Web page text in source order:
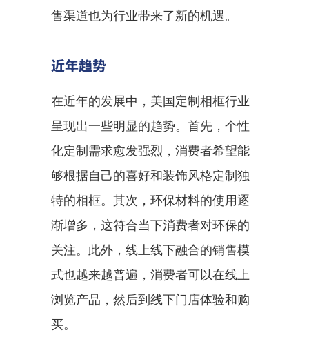
售渠道也为行业带来了新的机遇。
近年趋势
在近年的发展中，美国定制相框行业
呈现出一些明显的趋势。首先，个性
化定制需求愈发强烈，消费者希望能
够根据自己的喜好和装饰风格定制独
特的相框。其次，环保材料的使用逐
渐增多，这符合当下消费者对环保的
关注。此外，线上线下融合的销售模
式也越来越普遍，消费者可以在线上
浏览产品，然后到线下门店体验和购
买。